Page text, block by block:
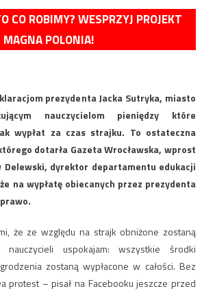
CO ROBIMY? WESPRZYJ PROJEKT
MAGNA POLONIA!
prezydenta Jacka Sutryka, miasto
nauczycielom pieniędzy które
wypłat za czas strajku. To ostateczna
dotarła Gazeta Wrocławska, wprost
Delewski, dyrektor departamentu edukacji
na wypłatę obiecanych przez prezydenta
że ze względu na strajk obniżone zostaną
nauczycieli uspokajam: wszystkie środki
zostaną wypłacone w całości. Bez
protest – pisał na Facebooku jeszcze przed